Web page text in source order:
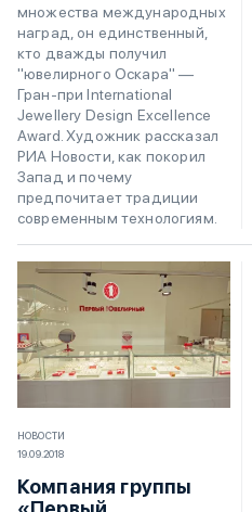
множества международных
наград, он единственный,
кто дважды получил
"ювелирного Оскара" —
Гран-при International
Jewellery Design Excellence
Award. Художник рассказал
РИА Новости, как покорил
Запад и почему
предпочитает традиции
современным технологиям.
НОВОСТИ
19.09.2018
Компания группы